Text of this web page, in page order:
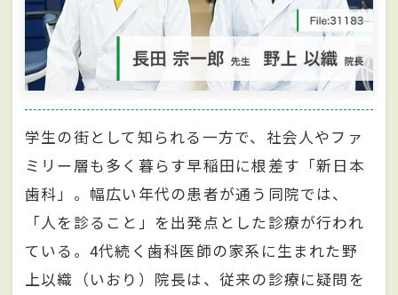
学生の街として知られる一方で、社会人やファ
ミリー層も多く暮らす早稲田に根差す「新日本
歯科」。幅広い年代の患者が通う同院では、
「人を診ること」を出発点とした診療が行われ
ている。4代続く歯科医師の家系に生まれた野
上以織（いおり）院長は、従来の診療に疑問を